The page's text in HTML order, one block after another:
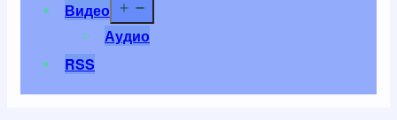
Видео
Аудио
RSS